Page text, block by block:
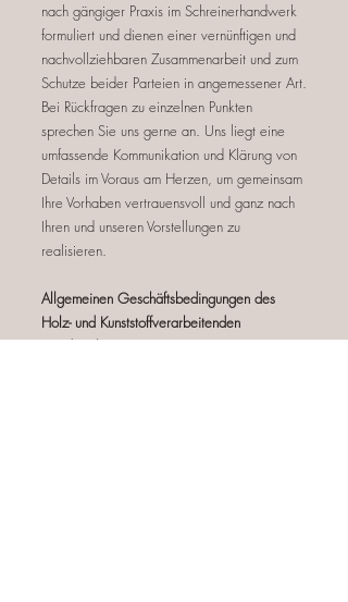
nach gängiger Praxis im Schreinerhandwerk
formuliert und dienen einer vernünftigen und
nachvollziehbaren Zusammenarbeit und zum
Schutze beider Parteien in angemessener Art.
Bei Rückfragen zu einzelnen Punkten
sprechen Sie uns gerne an. Uns liegt eine
umfassende Kommunikation und Klärung von
Details im Voraus am Herzen, um gemeinsam
Ihre Vorhaben vertrauensvoll und ganz nach
Ihren und unseren Vorstellungen zu
realisieren.
Allgemeinen Geschäftsbedingungen des
Holz- und Kunststoffverarbeitenden
Handwerks